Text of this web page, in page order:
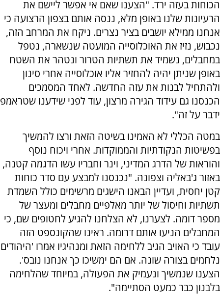
הכוחות בעזה ירד. "הצענו שאם אי אפשר ליישם את
הרעיונות שלנו באופן מלא, ננסה אותם בצפון הרצועה כי
אנחנו ממילא יושבים בציר נצרים. ניקח את המרחב הזה,
נכבוש, נזיז את האוכלוסייה המועטה שנשארה, נטפל
במחבלים, נשמיד את תשתיות הטרור ונטהר את השטח
באופן שניתן יהיה להחזיר אליו אוכלוסייה אחרי סינון
ולהתחיל לבנות את עזה החדשה. לאחד המסמכים
הכנסנו גם עידוד הגירה מרצון, עוד לפני שידענו שטראמפ
ידבר על זה".
במטה הכללי לא האמינו בשיטה הזאת ורצו להמשיך
בפשיטות הנקודתיות והממוקדות. אחרי ויכוח נוסף
והוראות של הדרג המדיני, וינר וחבריו עשו הדגמה קטנה,
באזור ג'באליה וצפונה. "נכנסנו למבצע עם סדר כוחות
קטן יחסית, ועדיין הבאנו הישגים מרשימים כולל השמדת
תשתיות וחיסול של יותר מאלפיים מחבלים ומעצר של
מספר דומה. לצערנו, לא הצלחנו להגיע לחטופים שם, כי
המחבלים הניעו אותם דרומה. ראינו שהקונספט הזה
עובד כי האויב הגיב ללחימה הזאת ומנהיגיו אמרו 'היהודים
נלחמים בצורה שונה. אם הם ימשיכו כך אנחנו נובס'.
הצענו שנמשיך ונעמיק את הפעולה, במיוחד שהלחימה
בלבנון כבר כמעט הסתיימה".